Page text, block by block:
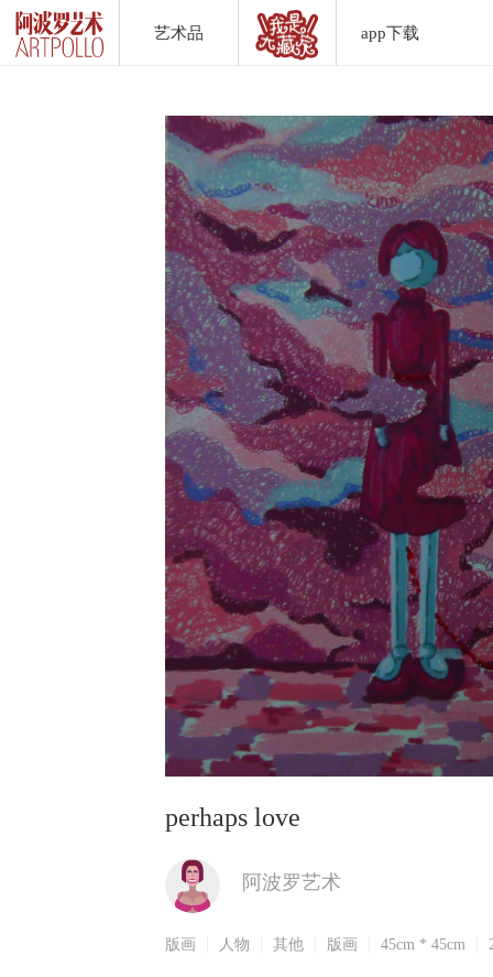
艺术品 app下载
perhaps love
阿波罗艺术
版画 人物 其他 版画 45cm * 45cm